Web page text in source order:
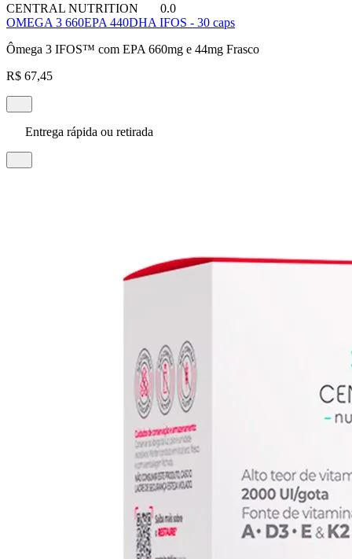
CENTRAL NUTRITION
0.0
OMEGA 3 660EPA 440DHA IFOS - 30 caps
Ômega 3 IFOS™ com EPA 660mg e 44mg Frasco
R$ 67,45
Entrega rápida ou retirada